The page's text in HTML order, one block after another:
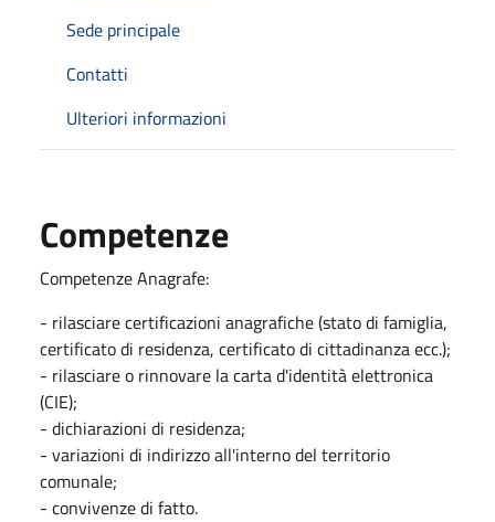
Sede principale
Contatti
Ulteriori informazioni
Competenze
Competenze Anagrafe:
- rilasciare certificazioni anagrafiche (stato di famiglia,
certificato di residenza, certificato di cittadinanza ecc.);
- rilasciare o rinnovare la carta d'identità elettronica
(CIE);
- dichiarazioni di residenza;
- variazioni di indirizzo all'interno del territorio
comunale;
- convivenze di fatto.